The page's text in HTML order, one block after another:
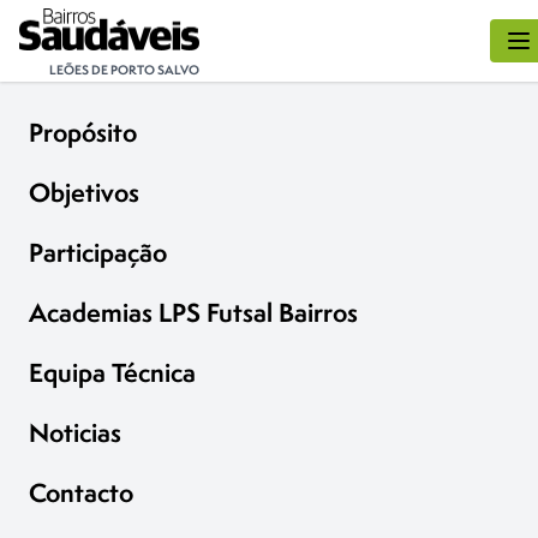
LEÕES DE PORTO SALVO
Propósito
Objetivos
Participação
Academias LPS Futsal Bairros
Equipa Técnica
Noticias
Contacto